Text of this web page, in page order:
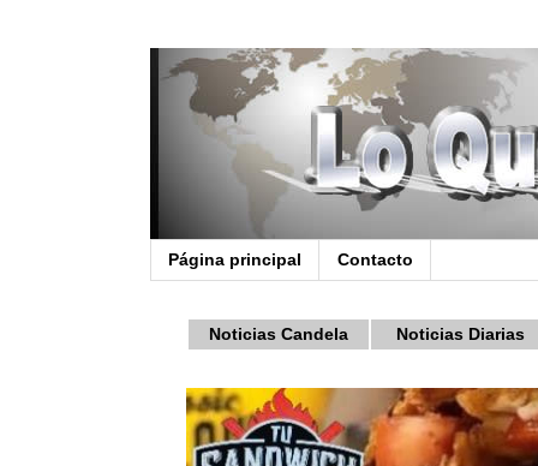
Página principal Contacto
Noticias Candela Noticias Diarias